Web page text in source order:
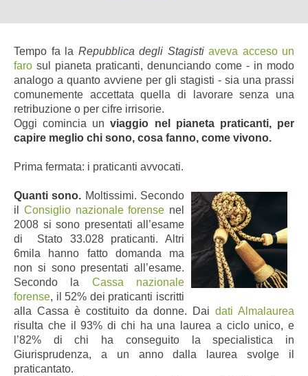
Tempo fa la Repubblica degli Stagisti aveva acceso un
faro sul pianeta praticanti, denunciando come - in modo
analogo a quanto avviene per gli stagisti - sia una prassi
comunemente accettata quella di lavorare senza una
retribuzione o per cifre irrisorie.
Oggi comincia unviaggio nel pianeta praticanti, per
capire meglio chi sono, cosa fanno, come vivono.
Prima fermata: i praticanti avvocati.
Quanti sono. Moltissimi. Secondo
il Consiglio nazionale forense nel
2008 si sono presentati all’esame
di Stato 33.028 praticanti. Altri
6mila hanno fatto domanda ma
non si sono presentati all’esame.
Secondo la Cassa nazionale
forense, il 52% dei praticanti iscritti
alla Cassa è costituito da donne.
Dai dati Almalaurea
risulta che il 93% di chi ha una laurea a ciclo unico, e
l’82% di chi ha conseguito la specialistica in
Giurisprudenza, a un anno dalla laurea svolge il
praticantato.